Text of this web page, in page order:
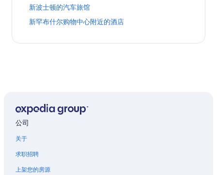
o
t
e
s
链
接
面
链
心
的
酒
公
寓
页
的
顿
民
页
波
士
顿
新
波
士
的
接
新波士顿的汽车旅馆
打
新
士
面
新罕布什尔购物中心附近的酒店
打
心
店
面
公司
关于
求职招聘
上架您的房源